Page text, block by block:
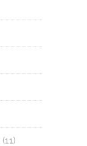
(11)